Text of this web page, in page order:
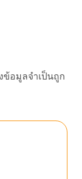
ข้อมูลจำเป็นถูก